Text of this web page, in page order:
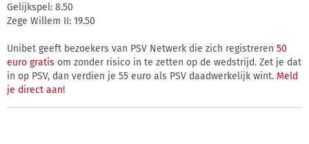
Gelijkspel: 8.50
Zege Willem II: 19.50
Unibet geeft bezoekers van PSV Netwerk die zich registreren 50
euro gratis om zonder risico in te zetten op de wedstrijd. Zet je dat
in op PSV, dan verdien je 55 euro als PSV daadwerkelijk wint. Meld
je direct aan!